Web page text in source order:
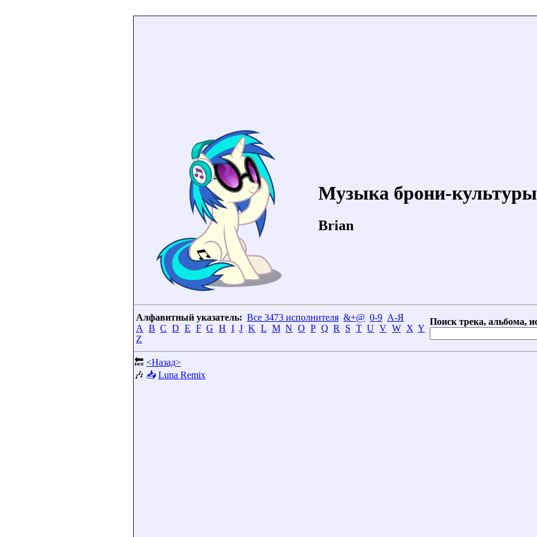
Музыка брони-культуры
Brian
Алфавитный указатель: Все 3473 исполнителя &+@ 0-9 А-Я
A
B C D E F G H I J K L M N O P Q R S T U V W X Y
Z
Поиск трека, альбома,
🔙 <Назад>
🎶 📥 Luna Remix